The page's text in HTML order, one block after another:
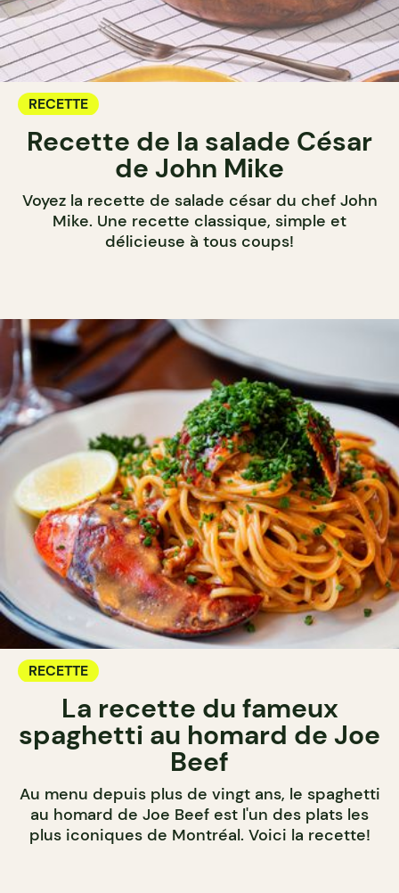
RECETTE
Recette de la salade César
de John Mike
Voyez la recette de salade césar du chef John
Mike. Une recette classique, simple et
délicieuse à tous coups!
RECETTE
La recette du fameux
spaghetti au homard de Joe
Beef
Au menu depuis plus de vingt ans, le spaghetti
au homard de Joe Beef est l'un des plats les
plus iconiques de Montréal. Voici la recette!